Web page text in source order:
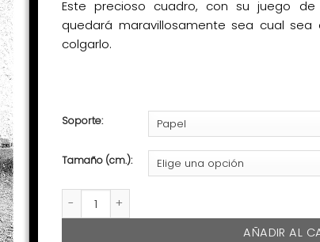
Este precioso cuadro, con su juego
quedará maravillosamente sea cual
colgarlo.
Soporte:
Tamaño (cm.):
AÑADIR AL